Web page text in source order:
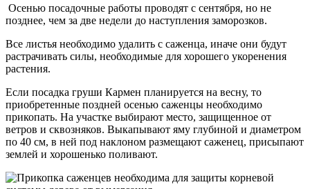
Осенью посадочные работы проводят с сентября, но не
позднее, чем за две недели до наступления заморозков.
Все листья необходимо удалить с саженца, иначе они будут
растрачивать силы, необходимые для хорошего укоренения
растения.
Если посадка груши Кармен планируется на весну, то
приобретенные поздней осенью саженцы необходимо
прикопать. На участке выбирают место, защищенное от
ветров и сквозняков. Выкапывают яму глубиной и диаметром
по 40 см, в ней под наклоном размещают саженец, присыпают
землей и хорошенько поливают.